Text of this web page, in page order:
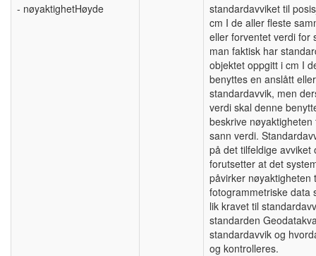
- nøyaktighetHøyde
standardavviket til
cm I de aller fleste
eller forventet verdi for
man faktisk har
objektet oppgitt i cm I
benyttes en anslått
standardavvik, men
verdi skal denne
beskrive
sann verdi.
på det tilfeldige
forutsetter at det
påvirker nøyaktigheten
fotogrammetriske data
lik kravet til
standarden
standardavvik og
og kontrolleres.